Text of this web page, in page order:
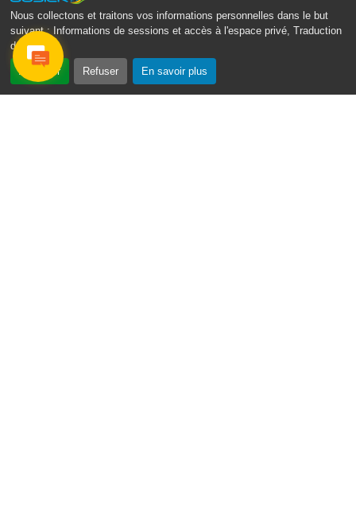
Nous collectons et traitons vos informations personnelles dans le but
suivant :
Informations de sessions et accès à l'espace privé, Traduction
des pages .
Accepter Refuser En savoir plus
Contacter la P.R.A.D.A
Contactez le délégué à la protection des données
personnelles - D.P.O
Suivez-nous